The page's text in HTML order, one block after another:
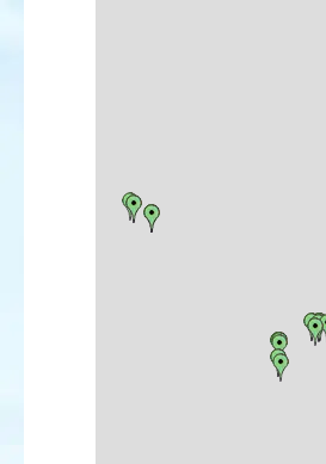
Martin-pêcheur d'Europe
Huppe fasciée